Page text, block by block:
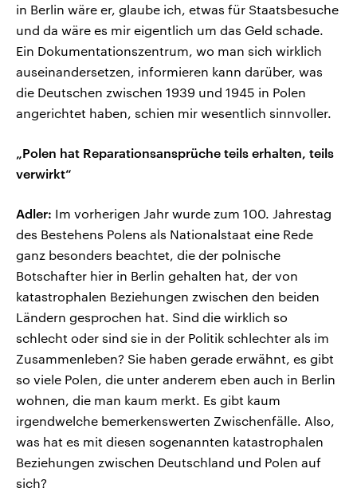
in Berlin wäre er, glaube ich, etwas für Staatsbesuche
und da wäre es mir eigentlich um das Geld schade.
Ein Dokumentationszentrum, wo man sich wirklich
auseinandersetzen, informieren kann darüber, was
die Deutschen zwischen 1939 und 1945 in Polen
angerichtet haben, schien mir wesentlich sinnvoller.
„Polen hat Reparationsansprüche teils erhalten, teils
verwirkt“
Adler: Im vorherigen Jahr wurde zum 100. Jahrestag
des Bestehens Polens als Nationalstaat eine Rede
ganz besonders beachtet, die der polnische
Botschafter hier in Berlin gehalten hat, der von
katastrophalen Beziehungen zwischen den beiden
Ländern gesprochen hat. Sind die wirklich so
schlecht oder sind sie in der Politik schlechter als im
Zusammenleben? Sie haben gerade erwähnt, es gibt
so viele Polen, die unter anderem eben auch in Berlin
wohnen, die man kaum merkt. Es gibt kaum
irgendwelche bemerkenswerten Zwischenfälle. Also,
was hat es mit diesen sogenannten katastrophalen
Beziehungen zwischen Deutschland und Polen auf
sich?